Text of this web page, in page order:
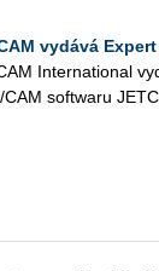
vydává
In­ter­nati­o­nal
CAM soft­wa­ru